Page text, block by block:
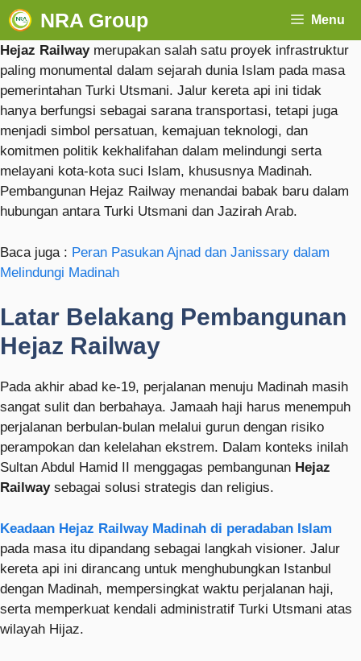
NRA Group Menu
Hejaz Railwaymerupakan salah satu proyek infrastruktur
paling monumental dalam sejarah dunia Islam pada masa
pemerintahan Turki Utsmani. Jalur kereta api ini tidak
hanya berfungsi sebagai sarana transportasi, tetapi juga
menjadi simbol persatuan, kemajuan teknologi, dan
komitmen politik kekhalifahan dalam melindungi serta
melayani kota-kota suci Islam, khususnya Madinah.
Pembangunan Hejaz Railway menandai babak baru dalam
hubungan antara Turki Utsmani dan Jazirah Arab.
Baca juga : Peran Pasukan Ajnad dan Janissary dalam
Melindungi Madinah
Latar Belakang Pembangunan
Hejaz Railway
Pada akhir abad ke-19, perjalanan menuju Madinah masih
sangat sulit dan berbahaya. Jamaah haji harus menempuh
perjalanan berbulan-bulan melalui gurun dengan risiko
perampokan dan kelelahan ekstrem. Dalam konteks inilah
Sultan Abdul Hamid II menggagas pembangunan Hejaz
Railwaysebagai solusi strategis dan religius.
Keadaan Hejaz Railway Madinah di peradaban Islam
pada masa itu dipandang sebagai langkah visioner. Jalur
kereta api ini dirancang untuk menghubungkan Istanbul
dengan Madinah, mempersingkat waktu perjalanan haji,
serta memperkuat kendali administratif Turki Utsmani atas
wilayah Hijaz.